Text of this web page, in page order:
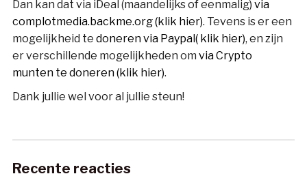
Dan kan dat via iDeal (maandelijks of eenmalig) via
complotmedia.backme.org (klik hier). Tevens is er een
mogelijkheid te doneren via Paypal( klik hier), en zijn
er verschillende mogelijkheden om via Crypto
munten te doneren (klik hier).
Dank jullie wel voor al jullie steun!
Recente reacties